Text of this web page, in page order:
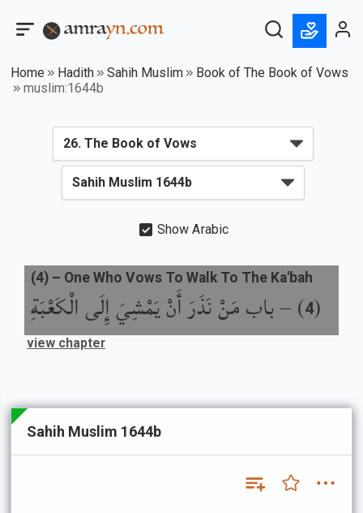
Home Hadith Sahih Muslim
Book of The Book of Vows
muslim:1644b
Show Arabic
(
4
) –باب مَنْ نَذَرَ أَنْ يَمْشِيَ إِلَى الْكَعْبَةِ
(4) – One Who Vows To Walk To The Ka'bah
view chapter
Sahih Muslim 1644b